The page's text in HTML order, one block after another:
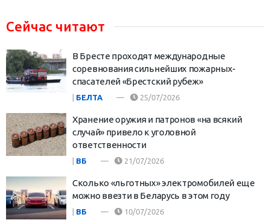
Сейчас читают
В Бресте проходят международные
соревнования сильнейших пожарных-
спасателей «Брестский рубеж»
БЕЛТА 25/07/2026
Хранение оружия и патронов «на всякий
случай» привело к уголовной
ответственности
ВБ 21/07/2026
Сколько «льготных» электромобилей еще
можно ввезти в Беларусь в этом году
ВБ 10/07/2026